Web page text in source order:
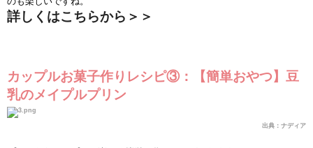
詳しくはこちらから＞＞
カップルお菓子作りレシピ③：【簡単おやつ】豆
乳のメイプルプリン
出典：ナディア